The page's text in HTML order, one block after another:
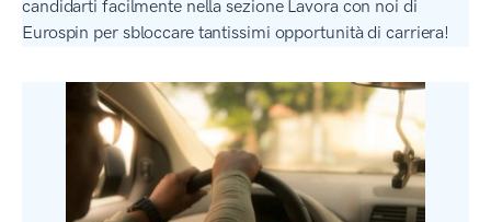
candidarti facilmente nella sezione Lavora con noi di
Eurospin per sbloccare tantissimi opportunità di carriera!